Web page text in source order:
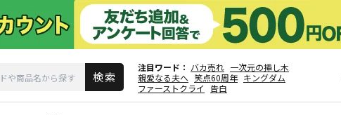
注目ワード バカ売れ 一次元の挿し木
親愛なる夫へ 笑点60周年 キングダム
ファーストクライ
告白